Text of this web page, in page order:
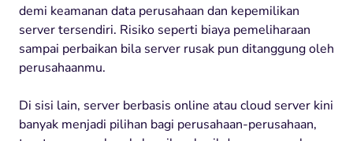
demi keamanan data perusahaan dan kepemilikan
server tersendiri. Risiko seperti biaya pemeliharaan
sampai perbaikan bila server rusak pun ditanggung oleh
perusahaanmu.
Di sisi lain, server berbasis online atau cloud server kini
banyak menjadi pilihan bagi perusahaan-perusahaan,